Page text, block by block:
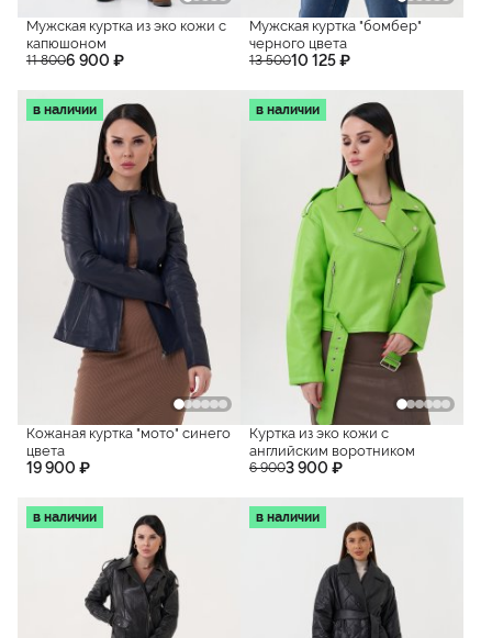
Мужская куртка из эко кожи с
капюшоном
11 8006 900 ₽
Мужская куртка "бомбер"
черного цвета
13 50010 125 ₽
в наличии
Кожаная куртка "мото" синего
цвета
19 900 ₽
в наличии
Куртка из эко кожи с
английским воротником
6 9003 900 ₽
в наличии в наличии